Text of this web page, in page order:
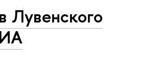
Лувенского